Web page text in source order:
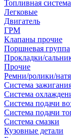
Топливная система
Легковые
Двигатель
ГРМ
Клапаны прочие
Поршневая группа
Прокладки/
Прочие
Ремни/ролики/
Система
Система
Система подачи
Система подачи
Система смазки
Кузовные детали